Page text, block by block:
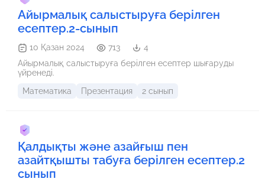
Айырмалық салыстыруға берілген
есептер.2-сынып
10 Қазан 2024 713
4
Айырмалық салыстыруға берілген есептер шығаруды
үйренеді.
Математика
Презентация 2 сынып
Қалдықты және азайғыш пен
азайтқышты табуға берілген есептер.2
сынып